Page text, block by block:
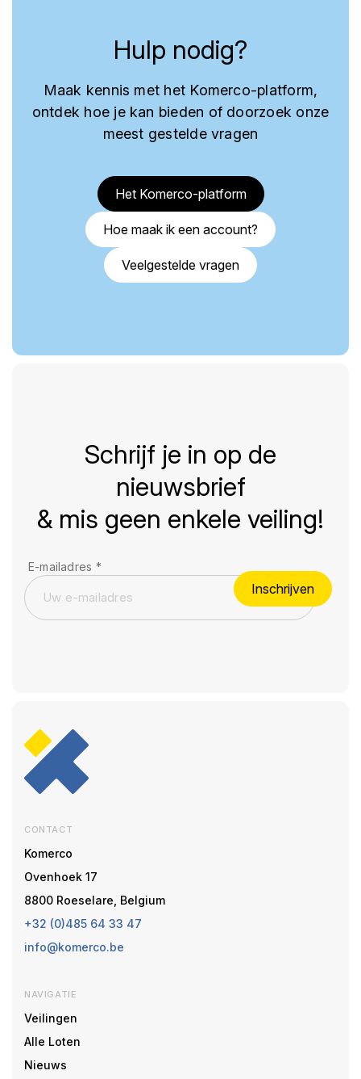
Hulp nodig?
Maak kennis met het Komerco-platform,
ontdek hoe je kan bieden of doorzoek onze
meest gestelde vragen
Het Komerco-platform
Hoe maak ik een account?
Veelgestelde vragen
Schrijf je in op de
nieuwsbrief
& mis geen enkele veiling!
E-mailadres *
Inschrijven
CONTACT
Komerco
Ovenhoek 17
8800 Roeselare, Belgium
+32 (0)485 64 33 47
info@komerco.be
NAVIGATIE
Veilingen
Alle Loten
Nieuws